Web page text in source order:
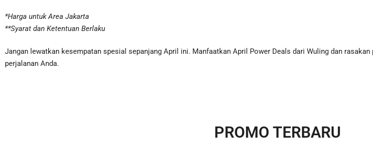
*Harga untuk Area Jakarta
**Syarat dan Ketentuan Berlaku
Jangan lewatkan kesempatan spesial sepanjang April ini. Manfaatkan April Power Deals dari Wuling dan
perjalanan Anda.
PROMO TERBARU